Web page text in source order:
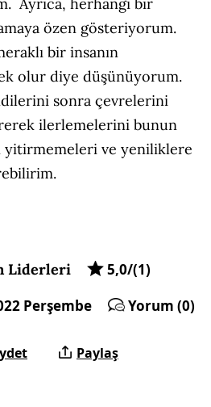
özen gösteriyorum.
bir insanın
olur diye düşünüyorum.
sonra çevrelerini
ilerlemelerini bunun
yitirmemeleri ve yeniliklere
Liderleri
5,0/(1)
Perşembe
Yorum (0)
Paylaş